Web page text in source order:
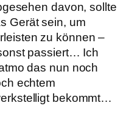
davon, sollte
Gerät sein, um
zu können –
passiert… Ich
das nun noch
echtem
bekommt…